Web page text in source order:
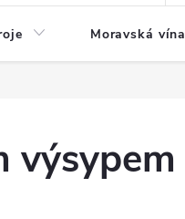
Moravská vína
výsypem